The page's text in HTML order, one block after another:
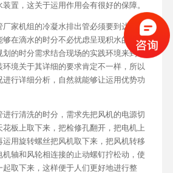
置，这关于运用作用会有很好的保障。
家机组的冷凝水排出管必须要到达必定
够在滴水的时分不必忧虑呈现积水的状
的时分需求结合现场的实践环境来到达
环境关于其详细的要求肯定不一样，所以
行详细分析，自然就能够让运用优势功
行清洗的时分，需求先把风机的电源切
花板上取下来，把检修孔翻开，把电机上
用旋转螺丝把风机取下来，把风机转移
轴和风轮相连接的止动螺钉拧松动，使
取下来，这样便于人们更好地进行整